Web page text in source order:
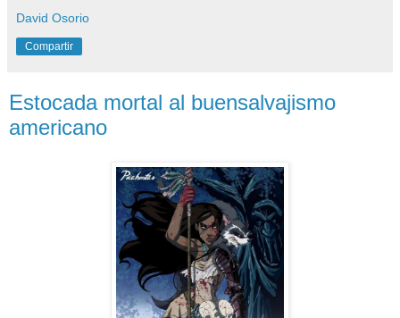
David Osorio
Compartir
Estocada mortal al buensalvajismo
americano